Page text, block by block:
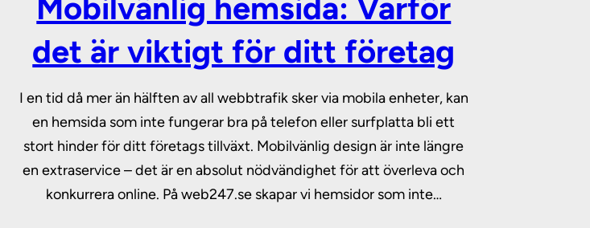
Mobilvänlig hemsida: Varför
det är viktigt för ditt företag
I en tid då mer än hälften av all webbtrafik sker via mobila enheter, kan
en hemsida som inte fungerar bra på telefon eller surfplatta bli ett
stort hinder för ditt företags tillväxt. Mobilvänlig design är inte längre
en extraservice – det är en absolut nödvändighet för att överleva och
konkurrera online. På web247.se skapar vi hemsidor som inte…